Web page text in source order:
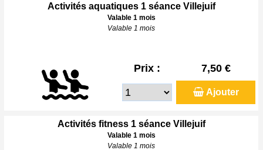
Activités aquatiques 1 séance Villejuif
Valable 1 mois
Valable 1 mois
Prix : 7,50 €
Ajouter
Activités fitness 1 séance Villejuif
Valable 1 mois
Valable 1 mois